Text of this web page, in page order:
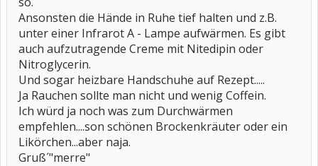
Ansonsten die Hände in Ruhe tief halten und z.B.
unter einer Infrarot A - Lampe aufwärmen. Es gibt
auch aufzutragende Creme mit Nitedipin oder
Nitroglycerin.
Und sogar heizbare Handschuhe auf Rezept.....
Ja Rauchen sollte man nicht und wenig Coffein.
Ich würd ja noch was zum Durchwärmen
empfehlen....son schönen Brockenkräuter oder ein
Likörchen...aber naja.
Gruß´"merre"